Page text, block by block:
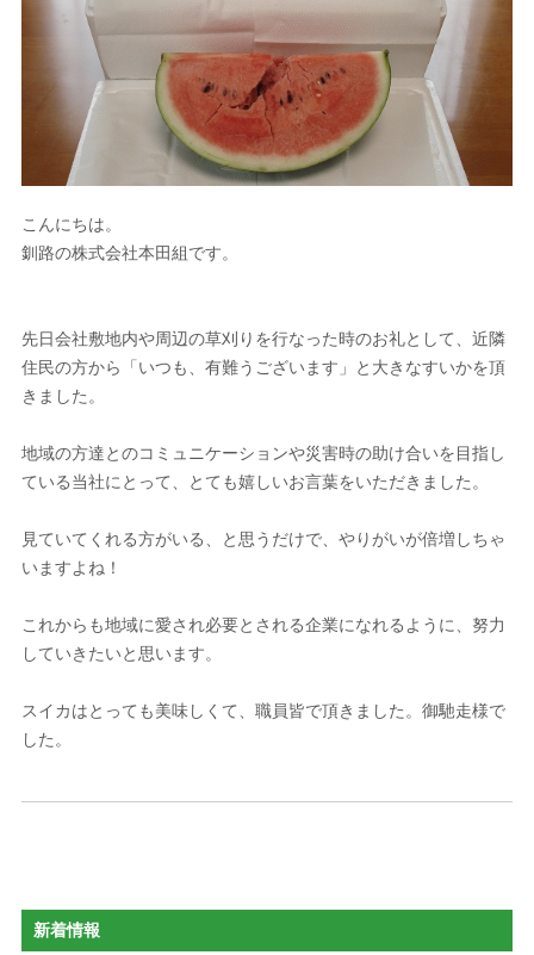
こんにちは。
釧路の株式会社本田組です。
先日会社敷地内や周辺の草刈りを行なった時のお礼として、近隣
住民の方から「いつも、有難うございます」と大きなすいかを頂
きました。
地域の方達とのコミュニケーションや災害時の助け合いを目指し
ている当社にとって、とても嬉しいお言葉をいただきました。
見ていてくれる方がいる、と思うだけで、やりがいが倍増しちゃ
いますよね！
これからも地域に愛され必要とされる企業になれるように、努力
していきたいと思います。
スイカはとっても美味しくて、職員皆で頂きました。御馳走様で
した。
新着情報